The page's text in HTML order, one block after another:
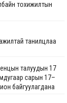
тохижилтын
танилцлаа
талуудын 17
сарын 17–
байгуулагдана